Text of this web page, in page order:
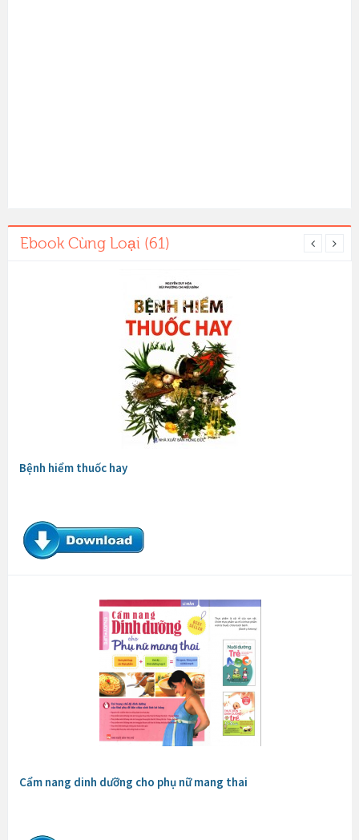
Ebook Cùng Loại (61)
Bệnh hiểm thuốc hay
Cẩm nang dinh dưỡng cho phụ nữ mang thai